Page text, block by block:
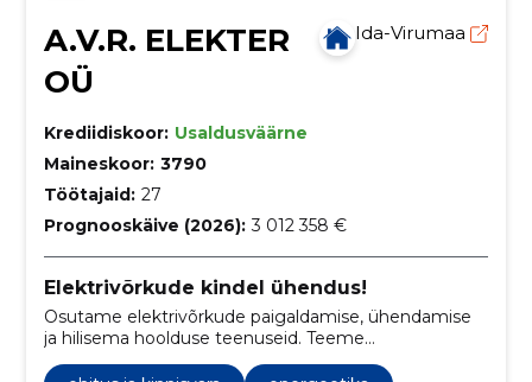
A.V.R. ELEKTER
OÜ
Ida-Virumaa
Krediidiskoor: Usaldusväärne
Maineskoor: 3790
Töötajaid: 27
Prognooskäive (2026): 3 012 358 €
Elektrivõrkude kindel ühendus!
Osutame elektrivõrkude paigaldamise, ühendamise
ja hilisema hoolduse teenuseid. Teeme
elektriseadmete, alajaamade, jaotuskilpide jms